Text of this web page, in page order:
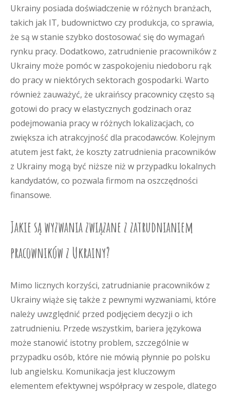
Ukrainy posiada doświadczenie w różnych branżach,
takich jak IT, budownictwo czy produkcja, co sprawia,
że są w stanie szybko dostosować się do wymagań
rynku pracy. Dodatkowo, zatrudnienie pracowników z
Ukrainy może pomóc w zaspokojeniu niedoboru rąk
do pracy w niektórych sektorach gospodarki. Warto
również zauważyć, że ukraińscy pracownicy często są
gotowi do pracy w elastycznych godzinach oraz
podejmowania pracy w różnych lokalizacjach, co
zwiększa ich atrakcyjność dla pracodawców. Kolejnym
atutem jest fakt, że koszty zatrudnienia pracowników
z Ukrainy mogą być niższe niż w przypadku lokalnych
kandydatów, co pozwala firmom na oszczędności
finansowe.
Jakie są wyzwania związane z zatrudnianiem
pracowników z Ukrainy?
Mimo licznych korzyści, zatrudnianie pracowników z
Ukrainy wiąże się także z pewnymi wyzwaniami, które
należy uwzględnić przed podjęciem decyzji o ich
zatrudnieniu. Przede wszystkim, bariera językowa
może stanowić istotny problem, szczególnie w
przypadku osób, które nie mówią płynnie po polsku
lub angielsku. Komunikacja jest kluczowym
elementem efektywnej współpracy w zespole, dlatego